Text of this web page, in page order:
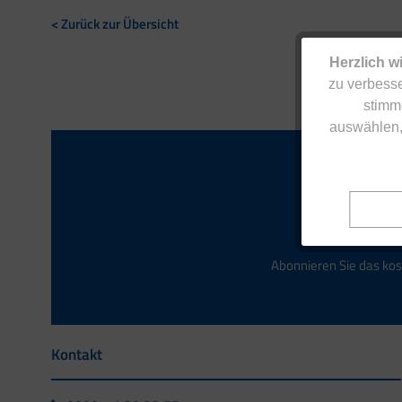
Herzlich
zu
< Zurück zur Übersicht
Abonnieren Sie das
Kontakt